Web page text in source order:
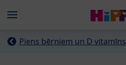
Menü
Piens bērniem un D vitamīns